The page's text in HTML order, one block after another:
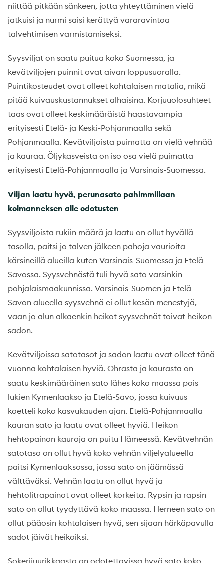
niittää pitkään sänkeen, jotta yhteyttäminen vielä
jatkuisi ja nurmi saisi kerättyä vararavintoa
talvehtimisen varmistamiseksi.
Syysviljat on saatu puitua koko Suomessa, ja
kevätviljojen puinnit ovat aivan loppusuoralla.
Puintikosteudet ovat olleet kohtalaisen matalia, mikä
pitää kuivauskustannukset alhaisina. Korjuuolosuhteet
taas ovat olleet keskimääräistä haastavampia
erityisesti Etelä- ja Keski-Pohjanmaalla sekä
Pohjanmaalla. Kevätviljoista puimatta on vielä vehnää
ja kauraa. Öljykasveista on iso osa vielä puimatta
erityisesti Etelä-Pohjanmaalla ja Varsinais-Suomessa.
Viljan laatu hyvä, perunasato pahimmillaan
kolmanneksen alle odotusten
Syysviljoista rukiin määrä ja laatu on ollut hyvällä
tasolla, paitsi jo talven jälkeen pahoja vaurioita
kärsineillä alueilla kuten Varsinais-Suomessa ja Etelä-
Savossa. Syysvehnästä tuli hyvä sato varsinkin
pohjalaismaakunnissa. Varsinais-Suomen ja Etelä-
Savon alueella syysvehnä ei ollut kesän menestyjä,
vaan jo alun alkaenkin heikot syysvehnät toivat heikon
sadon.
Kevätviljoissa satotasot ja sadon laatu ovat olleet tänä
vuonna kohtalaisen hyviä. Ohrasta ja kaurasta on
saatu keskimääräinen sato lähes koko maassa pois
lukien Kymenlaakso ja Etelä-Savo, jossa kuivuus
koetteli koko kasvukauden ajan. Etelä-Pohjanmaalla
kauran sato ja laatu ovat olleet hyviä. Heikon
hehtopainon kauroja on puitu Hämeessä. Kevätvehnän
satotaso on ollut hyvä koko vehnän viljelyalueella
paitsi Kymenlaaksossa, jossa sato on jäämässä
välttäväksi. Vehnän laatu on ollut hyvä ja
hehtolitrapainot ovat olleet korkeita. Rypsin ja rapsin
sato on ollut tyydyttävä koko maassa. Herneen sato on
ollut pääosin kohtalaisen hyvä, sen sijaan härkäpavulla
sadot jäivät heikoiksi.
Sokerijuurikkaasta on odotettavissa hyvä sato koko